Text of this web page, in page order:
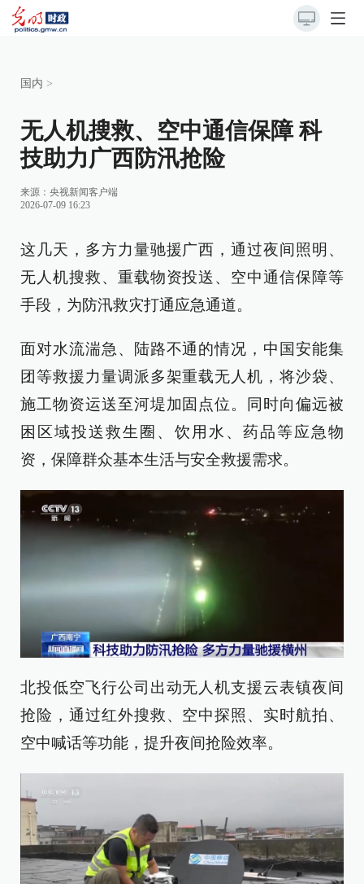
国内 >
无人机搜救、空中通信保障 科
技助力广西防汛抢险
来源：央视新闻客户端
2026-07-09 16:23
这几天，多方力量驰援广西，通过夜间照明、
无人机搜救、重载物资投送、空中通信保障等
手段，为防汛救灾打通应急通道。
面对水流湍急、陆路不通的情况，中国安能集
团等救援力量调派多架重载无人机，将沙袋、
施工物资运送至河堤加固点位。同时向偏远被
困区域投送救生圈、饮用水、药品等应急物
资，保障群众基本生活与安全救援需求。
北投低空飞行公司出动无人机支援云表镇夜间
抢险，通过红外搜救、空中探照、实时航拍、
空中喊话等功能，提升夜间抢险效率。